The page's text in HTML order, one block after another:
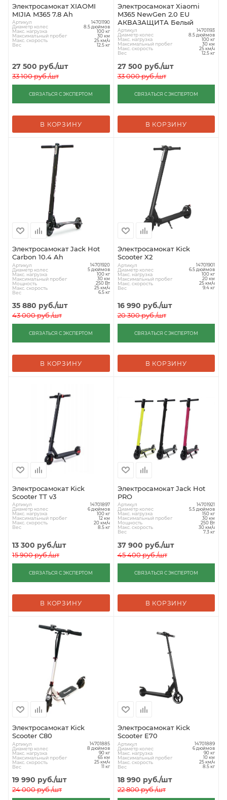
Электросамокат XIAOMI
MIJIA M365 7.8 Ah
Артикул 14701190
Диаметр колес 8.5 дюймов
Макс. нагрузка 100 кг
Максимальный пробег 30 км
Макс. скорость 25 км/ч
Вес 12.5 кг
27 500 руб./шт
33 100руб./шт
СВЯЗАТЬСЯ С ЭКСПЕРТОМ
В КОРЗИНУ
Электросамокат Xiaomi
M365 NewGen 2.0 EU
АКВАЗАЩИТА Белый
Артикул 14701193
Диаметр колес 8.5 дюймов
Макс. нагрузка 100 кг
Максимальный пробег 30 км
Макс. скорость 25 км/ч
Вес 12.5 кг
27 500 руб./шт
33 000руб./шт
СВЯЗАТЬСЯ С ЭКСПЕРТОМ
В КОРЗИНУ
Электросамокат Jack Hot
Carbon 10.4 Ah
Артикул 14701920
Диаметр колес 5 дюймов
Макс. нагрузка 100 кг
Максимальный пробег 30 км
Мощность 250 Вт
Макс. скорость 25 км/ч
Вес 6.5 кг
35 880 руб./шт
43 000руб./шт
СВЯЗАТЬСЯ С ЭКСПЕРТОМ
В КОРЗИНУ
Электросамокат Kick
Scooter X2
Артикул 14701901
Диаметр колес 6.5 дюймов
Макс. нагрузка 100 кг
Максимальный пробег 20 км
Макс. скорость 25 км/ч
Вес 9.4 кг
16 990 руб./шт
20 300руб./шт
СВЯЗАТЬСЯ С ЭКСПЕРТОМ
В КОРЗИНУ
Электросамокат Kick
Scooter TT v3
Артикул 14701897
Диаметр колес 6 дюймов
Макс. нагрузка 100 кг
Максимальный пробег 12 км
Макс. скорость 20 км/ч
Вес 8.5 кг
13 300 руб./шт
15 900руб./шт
СВЯЗАТЬСЯ С ЭКСПЕРТОМ
В КОРЗИНУ
Электросамокат Jack Hot
PRO
Артикул 14701921
Диаметр колес 5.5 дюймов
Макс. нагрузка 150 кг
Максимальный пробег 30 км
Мощность 250 Вт
Макс. скорость 30 км/ч
Вес 7.3 кг
37 900 руб./шт
45 400руб./шт
СВЯЗАТЬСЯ С ЭКСПЕРТОМ
В КОРЗИНУ
Электросамокат Kick
Scooter C80
Артикул 14701885
Диаметр колес 8 дюймов
Макс. нагрузка 90 кг
Максимальный пробег 65 км
Макс. скорость 25 км/ч
Вес 11 кг
19 990 руб./шт
24 000руб./шт
Электросамокат Kick
Scooter E70
Артикул 14701889
Диаметр колес 6 дюймов
Макс. нагрузка 90 кг
Максимальный пробег 10 км
Макс. скорость 25 км/ч
Вес 8.5 кг
18 990 руб./шт
22 800руб./шт